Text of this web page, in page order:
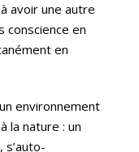
avoir une autre
conscience en
en
environnement
la nature : un
s’auto-